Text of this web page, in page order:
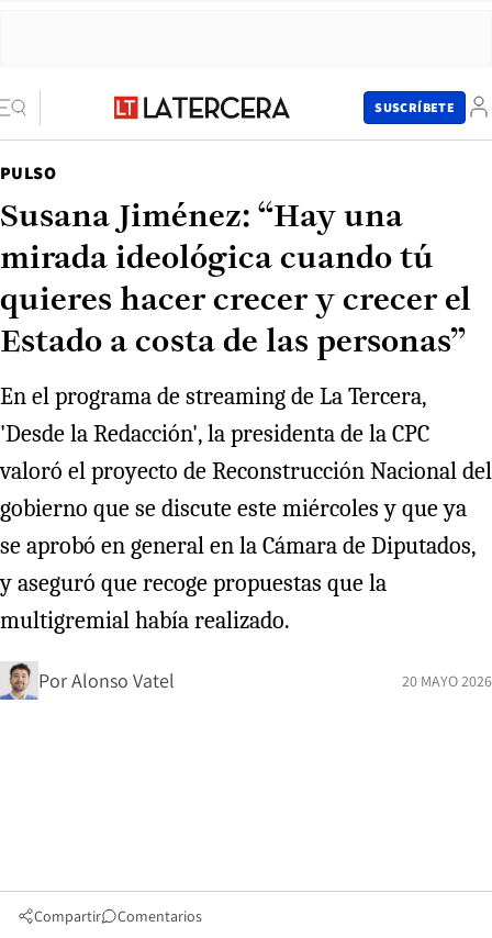
SUSCRÍBETE
PULSO
Susana Jiménez: “Hay una
mirada ideológica cuando tú
quieres hacer crecer y crecer el
Estado a costa de las personas”
En el programa de streaming de La Tercera,
'Desde la Redacción', la presidenta de la CPC
valoró el proyecto de Reconstrucción Nacional del
gobierno que se discute este miércoles y que ya
se aprobó en general en la Cámara de Diputados,
y aseguró que recoge propuestas que la
multigremial había realizado.
PorAlonso Vatel 20 MAYO 2026
Compartir Comentarios